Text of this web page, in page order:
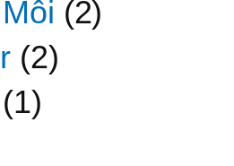
(2)
(2)
(1)